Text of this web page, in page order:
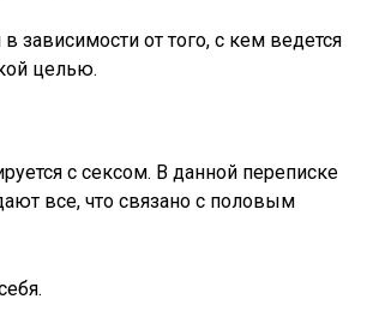
зависимости от того, с кем ведется
целью.
с сексом. В данной переписке
все, что связано с половым